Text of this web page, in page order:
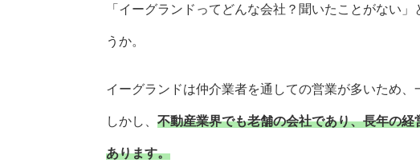
「イーグランドってどんな会社？聞いたことがない
うか。
イーグランドは仲介業者を通しての営業が多いため、
しかし、 不動産業界でも老舗の会社であり、長年の
あります。